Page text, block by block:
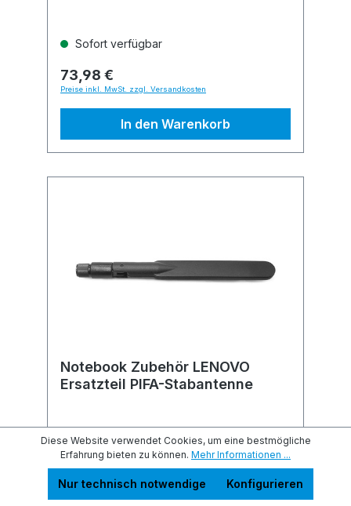
Sofort verfügbar
73,98 €
Preise inkl. MwSt. zzgl. Versandkosten
In den Warenkorb
Notebook Zubehör LENOVO
Ersatzteil PIFA-Stabantenne
Sofort verfügbar
26,98 €
Diese Website verwendet Cookies, um eine bestmögliche
Erfahrung bieten zu können. Mehr Informationen ...
Nur technisch notwendige Konfigurieren